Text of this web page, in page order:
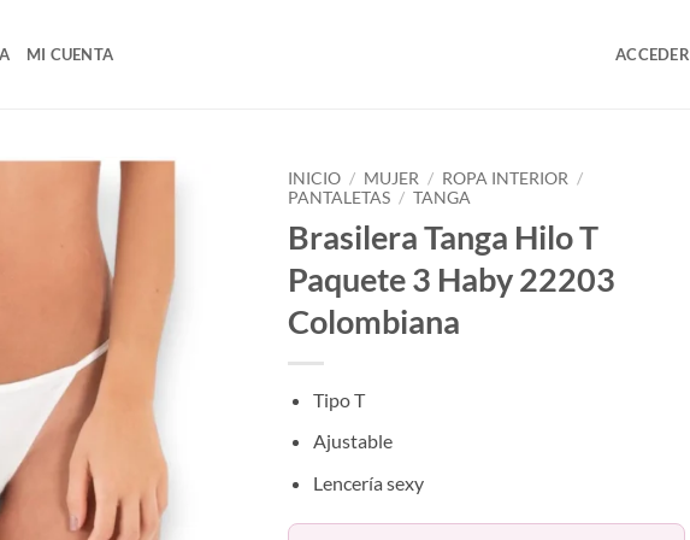
MI CUENTA ACCEDER
INICIO / MUJER / ROPA INTERIOR /
PANTALETAS / TANGA
Brasilera Tanga Hilo T
Paquete 3 Haby 22203
Colombiana
Tipo T
Ajustable
Lencería sexy